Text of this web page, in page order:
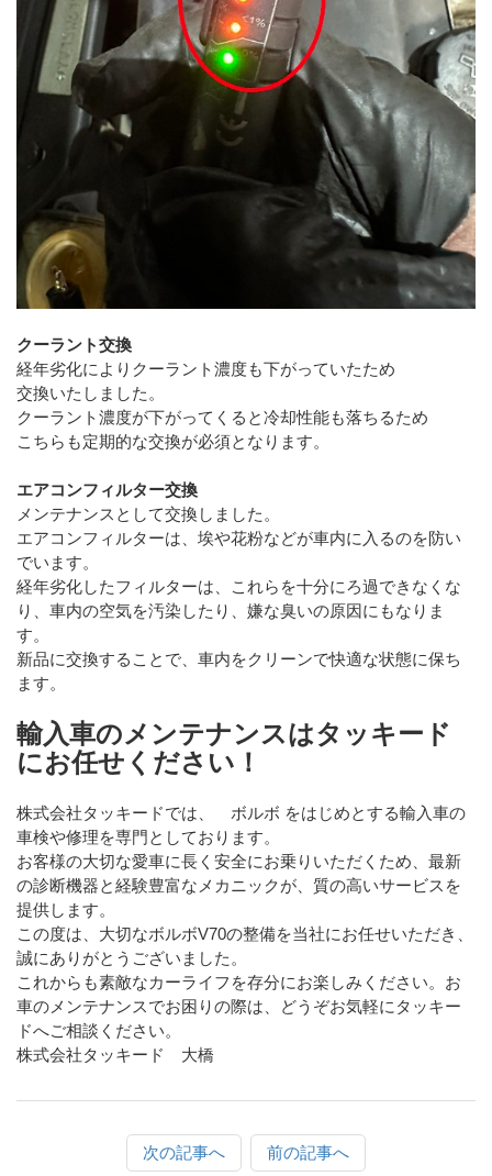
クーラント交換
経年劣化によりクーラント濃度も下がっていたため
交換いたしました。
クーラント濃度が下がってくると冷却性能も落ちるため
こちらも定期的な交換が必須となります。
エアコンフィルター交換
メンテナンスとして交換しました。
エアコンフィルターは、埃や花粉などが車内に入るのを防い
でいます。
経年劣化したフィルターは、これらを十分にろ過できなくな
り、車内の空気を汚染したり、嫌な臭いの原因にもなりま
す。
新品に交換することで、車内をクリーンで快適な状態に保ち
ます。
輸入車のメンテナンスはタッキード
にお任せください！
株式会社タッキードでは、 ボルボ をはじめとする輸入車の
車検や修理を専門としております。
お客様の大切な愛車に長く安全にお乗りいただくため、最新
の診断機器と経験豊富なメカニックが、質の高いサービスを
提供します。
この度は、大切なボルボV70の整備を当社にお任せいただき、
誠にありがとうございました。
これからも素敵なカーライフを存分にお楽しみください。お
車のメンテナンスでお困りの際は、どうぞお気軽にタッキー
ドへご相談ください。
株式会社タッキード 大橋
次の記事へ 前の記事へ